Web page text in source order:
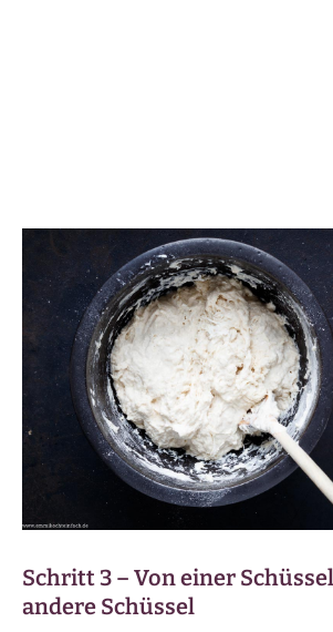
Schritt 3 – Von einer
andere Schüssel